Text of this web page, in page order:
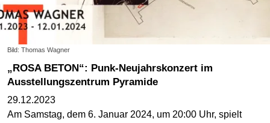
Bild: Thomas Wagner
„ROSA BETON“: Punk-Neujahrskonzert im
Ausstellungszentrum Pyramide
29.12.2023
Am Samstag, dem 6. Januar 2024, um 20:00 Uhr, spielt